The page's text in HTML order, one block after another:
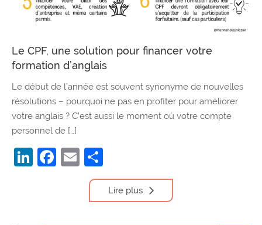
Le CPF, une solution pour financer votre
formation d’anglais
Le début de l’année est souvent synonyme de nouvelles
résolutions – pourquoi ne pas en profiter pour améliorer
votre anglais ? C’est aussi le moment où votre compte
personnel de […]
LinkedIn
Facebook
Email
Lire plus